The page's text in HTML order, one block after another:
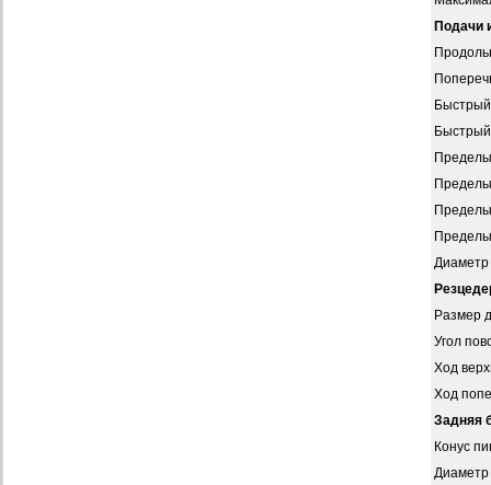
Подачи
Диаметр
Размер
Угол
Ход
Ход
Задняя
Конус
Диаметр